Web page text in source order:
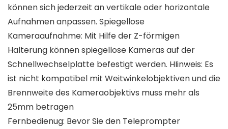
können sich jederzeit an vertikale oder horizontale
Aufnahmen anpassen. Spiegellose
Kameraaufnahme: Mit Hilfe der Z-förmigen
Halterung können spiegellose Kameras auf der
Schnellwechselplatte befestigt werden. HIinweis: Es
ist nicht kompatibel mit Weitwinkelobjektiven und die
Brennweite des Kameraobjektivs muss mehr als
25mm betragen
Fernbedienug: Bevor Sie den Teleprompter